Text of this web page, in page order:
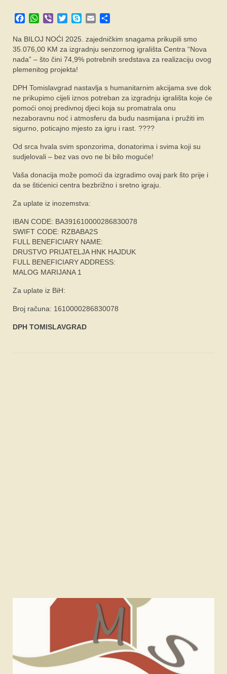
Facebook
WhatsApp
Viber TwitterSkypeEmail
Na BILOJ NOĆI 2025. zajedničkim snagama prikupili smo
35.076,00 KM za izgradnju senzornog igrališta Centra “Nova
nada” – što čini 74,9% potrebnih sredstava za realizaciju ovog
plemenitog projekta!
DPH Tomislavgrad nastavlja s humanitarnim akcijama sve dok
ne prikupimo cijeli iznos potreban za izgradnju igrališta koje će
pomoći onoj predivnoj djeci koja su promatrala onu
nezaboravnu noć i atmosferu da budu nasmijana i pružiti im
sigurno, poticajno mjesto za igru i rast. ????
Od srca hvala svim sponzorima, donatorima i svima koji su
sudjelovali – bez vas ovo ne bi bilo moguće!
Vaša donacija može pomoći da izgradimo ovaj park što prije i
da se štićenici centra bezbrižno i sretno igraju.
Za uplate iz inozemstva:
IBAN CODE: BA391610000286830078
SWIFT CODE: RZBABA2S
FULL BENEFICIARY NAME:
DRUSTVO PRIJATELJA HNK HAJDUK
FULL BENEFICIARY ADDRESS:
MALOG MARIJANA 1
Za uplate iz BiH:
Broj računa: 1610000286830078
DPH TOMISLAVGRAD